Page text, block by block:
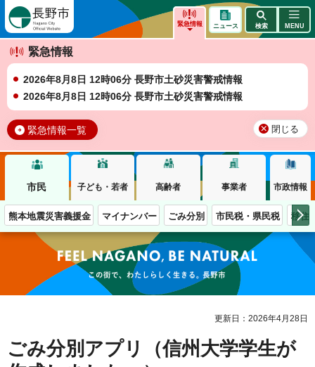
緊急情報
緊急情報
2026年8月8日 12時06分 長野市土砂災害警戒情報
2026年8月8日 12時06分 長野市土砂災害警戒情報
緊急情報一覧 閉じる
ニュース 検索 MENU
市民 子ども・若者 高齢者 事業者 市政情報
熊本地震災害義援金 マイナンバー ごみ分別 市民税・県民税 移住
この街で、わたしらしく生きる。長野市
更新日：2026年4月28日
ごみ分別アプリ（信州大学学生が